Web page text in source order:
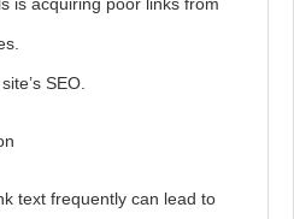
is acquiring poor links from
SEO.
text frequently can lead to